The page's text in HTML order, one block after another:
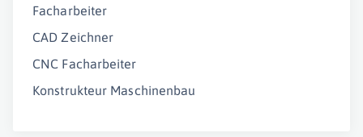
Facharbeiter
CAD Zeichner
CNC Facharbeiter
Konstrukteur Maschinenbau